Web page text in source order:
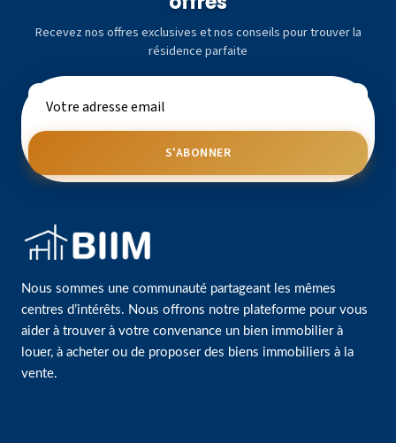
Recevez nos offres exclusives et nos conseils pour trouver la
résidence parfaite
S'ABONNER
Nous sommes une communauté partageant les mêmes
centres d’intérêts. Nous offrons notre plateforme pour vous
aider à trouver à votre convenance un bien immobilier à
louer, à acheter ou de proposer des biens immobiliers à la
vente.